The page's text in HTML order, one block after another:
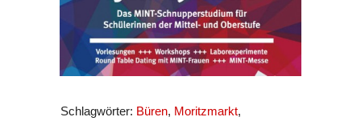
Schlagwörter: Büren, Moritzmarkt,